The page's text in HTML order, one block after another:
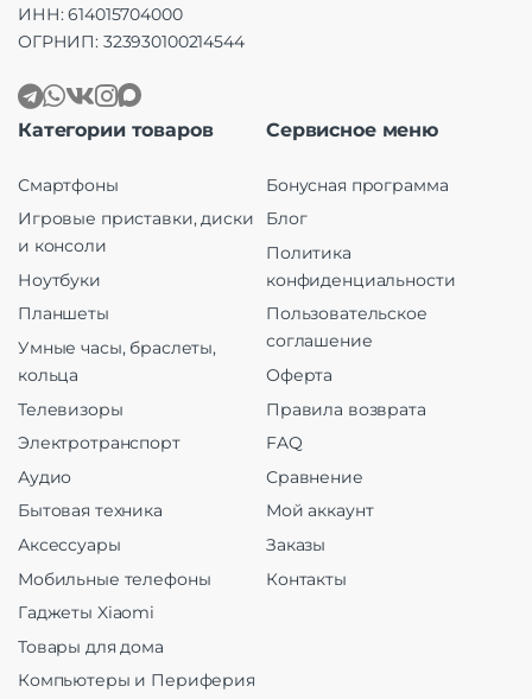
ИНН: 614015704000
ОГРНИП: 323930100214544
Категории товаров
Смартфоны
Игровые приставки, диски
и консоли
Ноутбуки
Планшеты
Умные часы, браслеты,
кольца
Телевизоры
Электротранспорт
Аудио
Бытовая техника
Аксессуары
Мобильные телефоны
Гаджеты Xiaomi
Товары для дома
Компьютеры и Периферия
Сервисное меню
Бонусная программа
Блог
Политика
конфиденциальности
Пользовательское
соглашение
Оферта
Правила возврата
FAQ
Сравнение
Мой аккаунт
Заказы
Контакты